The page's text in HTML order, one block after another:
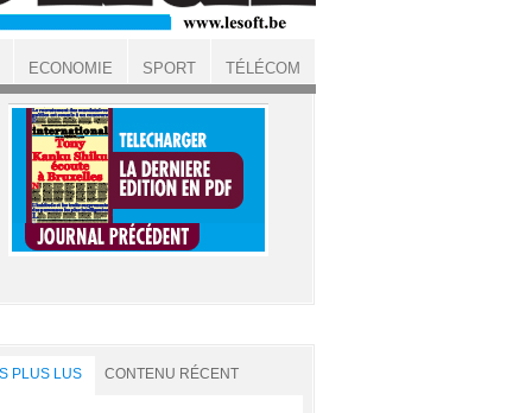
PLUS LUS CONTENU RÉCENT
ECONOMIE SPORT TÉLÉCOM